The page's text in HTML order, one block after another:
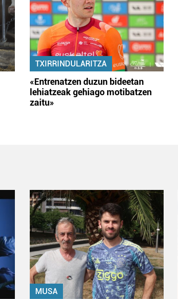
TXIRRINDULARITZA
«Entrenatzen duzun bideetan
lehiatzeak gehiago motibatzen
zaitu»
MUSA